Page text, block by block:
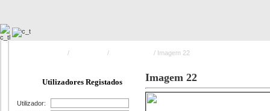
/ / / Imagem 22
Utilizadores Registados
Utilizador:
Imagem 22